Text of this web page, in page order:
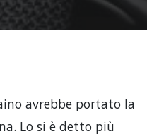
avrebbe portato la
Lo si è detto più